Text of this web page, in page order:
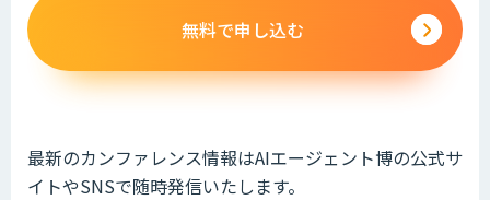
無料で申し込む
最新のカンファレンス情報はAIエージェント博の公式サ
イトやSNSで随時発信いたします。